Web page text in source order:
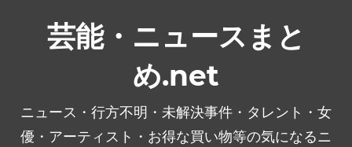
芸能・ニュースまと
め.net
ニュース・行方不明・未解決事件・タレント・女
優・アーティスト・お得な買い物等の気になるニ